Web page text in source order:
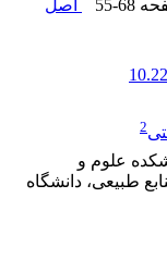
55-68
اصل
2
علوم و
طبیعی، دانشگاه